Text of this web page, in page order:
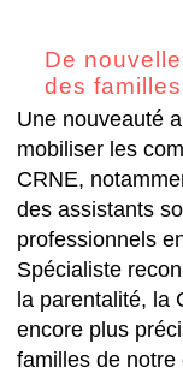
De
des familles
Une nouveauté
mobiliser les
CRNE,
des assistants
professionnels
Spécialiste
la parentalité, la
encore plus
familles de notre